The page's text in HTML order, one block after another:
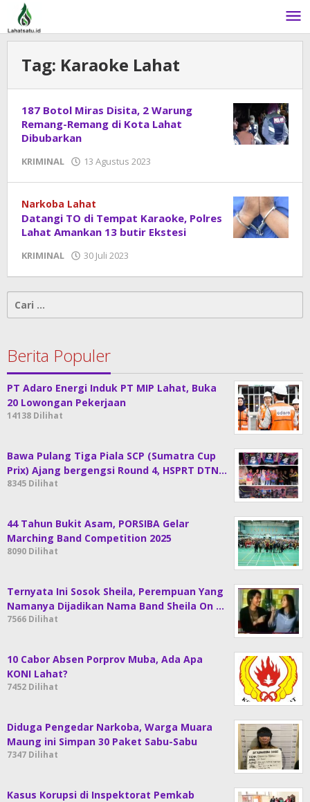
Lewati
konten
Tag: Karaoke Lahat
187 Botol Miras Disita, 2 Warung
Remang-Remang di Kota Lahat
Dibubarkan
KRIMINAL 13 Agustus 2023
Narkoba Lahat
Datangi TO di Tempat Karaoke, Polres
Lahat Amankan 13 butir Ekstesi
KRIMINAL 30 Juli 2023
Cari
untuk:
Berita Populer
PT Adaro Energi Induk PT MIP Lahat, Buka
20 Lowongan Pekerjaan
14138 Dilihat
Bawa Pulang Tiga Piala SCP (Sumatra Cup
Prix) Ajang bergengsi Round 4, HSPRT DTN…
8345 Dilihat
44 Tahun Bukit Asam, PORSIBA Gelar
Marching Band Competition 2025
8090 Dilihat
Ternyata Ini Sosok Sheila, Perempuan Yang
Namanya Dijadikan Nama Band Sheila On …
7566 Dilihat
10 Cabor Absen Porprov Muba, Ada Apa
KONI Lahat?
7452 Dilihat
Diduga Pengedar Narkoba, Warga Muara
Maung ini Simpan 30 Paket Sabu-Sabu
7347 Dilihat
Kasus Korupsi di Inspektorat Pemkab